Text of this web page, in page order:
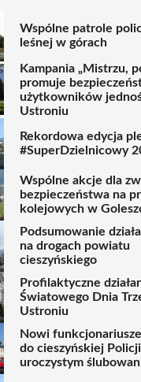
Wspólne patrole
leśnej w górach
Kampania „Mistrzu,
promuje
użytkowników
Ustroniu
Rekordowa edycja
#SuperDzielnicowy
Wspólne akcje dla
bezpieczeństwa na
kolejowych w
Podsumowanie
na drogach powiatu
cieszyńskiego
Profilaktyczne
Światowego Dnia
Ustroniu
Nowi funkcjonariusze
do cieszyńskiej
uroczystym